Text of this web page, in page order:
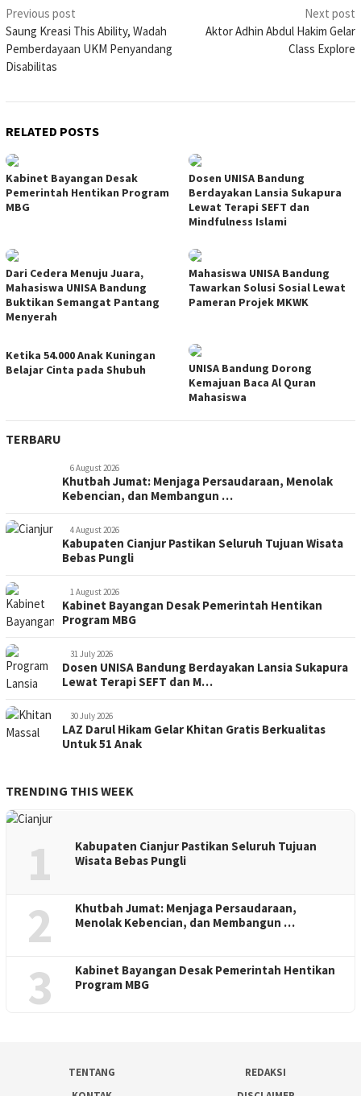
Post
navigation
Previous post
Saung Kreasi This Ability, Wadah
Pemberdayaan UKM Penyandang
Disabilitas
Next post
Aktor Adhin Abdul Hakim Gelar
Class Explore
RELATED POSTS
Kabinet Bayangan Desak
Pemerintah Hentikan Program
MBG
Dosen UNISA Bandung
Berdayakan Lansia Sukapura
Lewat Terapi SEFT dan
Mindfulness Islami
Dari Cedera Menuju Juara,
Mahasiswa UNISA Bandung
Buktikan Semangat Pantang
Menyerah
Mahasiswa UNISA Bandung
Tawarkan Solusi Sosial Lewat
Pameran Projek MKWK
Ketika 54.000 Anak Kuningan
Belajar Cinta pada Shubuh
UNISA Bandung Dorong
Kemajuan Baca Al Quran
Mahasiswa
TERBARU
6 August 2026
Khutbah Jumat: Menjaga Persaudaraan, Menolak
Kebencian, dan Membangun …
4 August 2026
Kabupaten Cianjur Pastikan Seluruh Tujuan Wisata
Bebas Pungli
1 August 2026
Kabinet Bayangan Desak Pemerintah Hentikan
Program MBG
31 July 2026
Dosen UNISA Bandung Berdayakan Lansia Sukapura
Lewat Terapi SEFT dan M…
30 July 2026
LAZ Darul Hikam Gelar Khitan Gratis Berkualitas
Untuk 51 Anak
TRENDING THIS WEEK
1
Kabupaten Cianjur Pastikan Seluruh Tujuan
Wisata Bebas Pungli
2
Khutbah Jumat: Menjaga Persaudaraan,
Menolak Kebencian, dan Membangun …
3
Kabinet Bayangan Desak Pemerintah Hentikan
Program MBG
TENTANG
REDAKSI